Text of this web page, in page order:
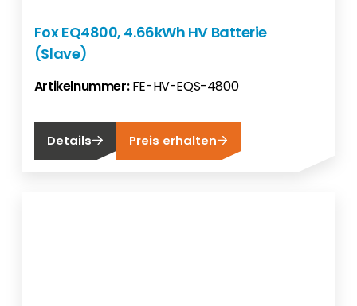
Fox EQ4800, 4.66kWh HV Batterie
(Slave)
Artikelnummer:FE-HV-EQS-4800
Details Preis erhalten